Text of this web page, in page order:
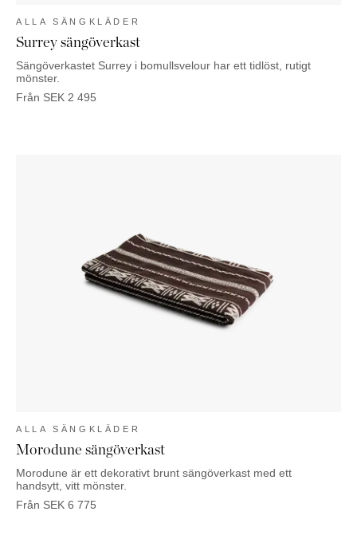
ALLA SÄNGKLÄDER
Surrey sängöverkast
Sängöverkastet Surrey i bomullsvelour har ett tidlöst, rutigt
mönster.
Från SEK 2 495
ALLA SÄNGKLÄDER
Morodune sängöverkast
Morodune är ett dekorativt brunt sängöverkast med ett
handsytt, vitt mönster.
Från SEK 6 775